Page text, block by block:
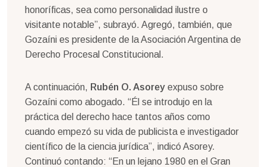
honoríficas, sea como personalidad ilustre o
visitante notable”, subrayó. Agregó, también, que
Gozaíni es presidente de la Asociación Argentina de
Derecho Procesal Constitucional.
A continuación, Rubén O. Asorey expuso sobre
Gozaíni como abogado. “Él se introdujo en la
práctica del derecho hace tantos años como
cuando empezó su vida de publicista e investigador
científico de la ciencia jurídica”, indicó Asorey.
Continuó contando: “En un lejano 1980 en el Gran